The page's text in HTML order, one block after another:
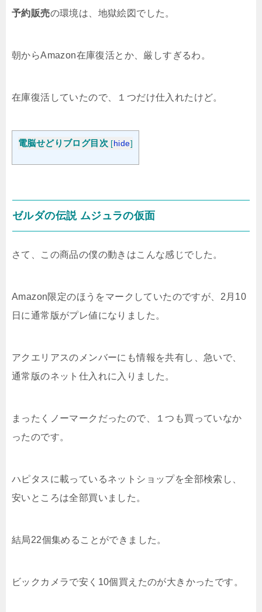
予約販売の環境は、地獄絵図でした。
朝からAmazon在庫復活とか、厳しすぎるわ。
在庫復活していたので、１つだけ仕入れたけど。
電脳せどりブログ目次 [ hide]
ゼルダの伝説 ムジュラの仮面
さて、この商品の僕の動きはこんな感じでした。
Amazon限定のほうをマークしていたのですが、2月10
日に通常版がプレ値になりました。
アクエリアスのメンバーにも情報を共有し、急いで、
通常版のネット仕入れに入りました。
まったくノーマークだったので、１つも買っていなか
ったのです。
ハピタスに載っているネットショップを全部検索し、
安いところは全部買いました。
結局22個集めることができました。
ビックカメラで安く10個買えたのが大きかったです。